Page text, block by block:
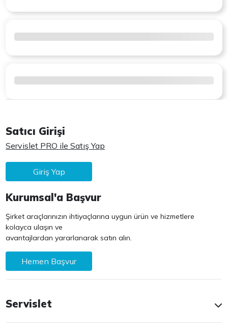
Satıcı Girişi
Servislet PRO ile Satış Yap
Giriş Yap
Kurumsal'a Başvur
Şirket araçlarınızın ihtiyaçlarına uygun ürün ve hizmetlere
kolayca ulaşın ve
avantajlardan yararlanarak satın alın.
Hemen Başvur
Servislet